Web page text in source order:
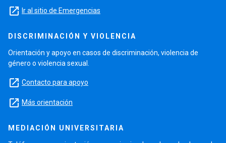
launch Ir al sitio de Emergencias
DISCRIMINACIÓN Y VIOLENCIA
Orientación y apoyo en casos de discriminación, violencia de
género o violencia sexual.
launch Contacto para apoyo
launch Más orientación
MEDIACIÓN UNIVERSITARIA